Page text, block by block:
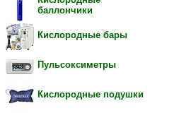
баллончики
Кислородные бары
Пульсоксиметры
Кислородные подушки